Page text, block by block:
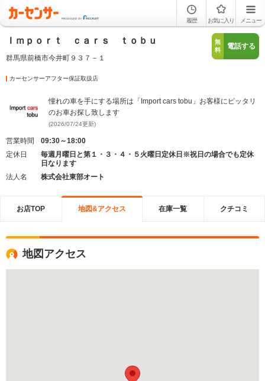
履歴 お気に入り メニュー
Ｉｍｐｏｒｔ ｃａｒｓ ｔｏｂｕ
群馬県前橋市今井町９３７－１
無
料
電話する
カーセンサーアフター保証取扱店
憧れの車を手にする場所は「Import cars tobu」お客様にピッタリ
のお車お探し致します
(2026/07/24更新)
営業時間
09:30～18:00
定休日
毎週月曜日と第１・３・４・５火曜日定休日※祝日の場合でも定休
日なります
法人名
株式会社東部オート
お店TOP 地図&アクセス 在庫一覧 クチコミ
地図アクセス